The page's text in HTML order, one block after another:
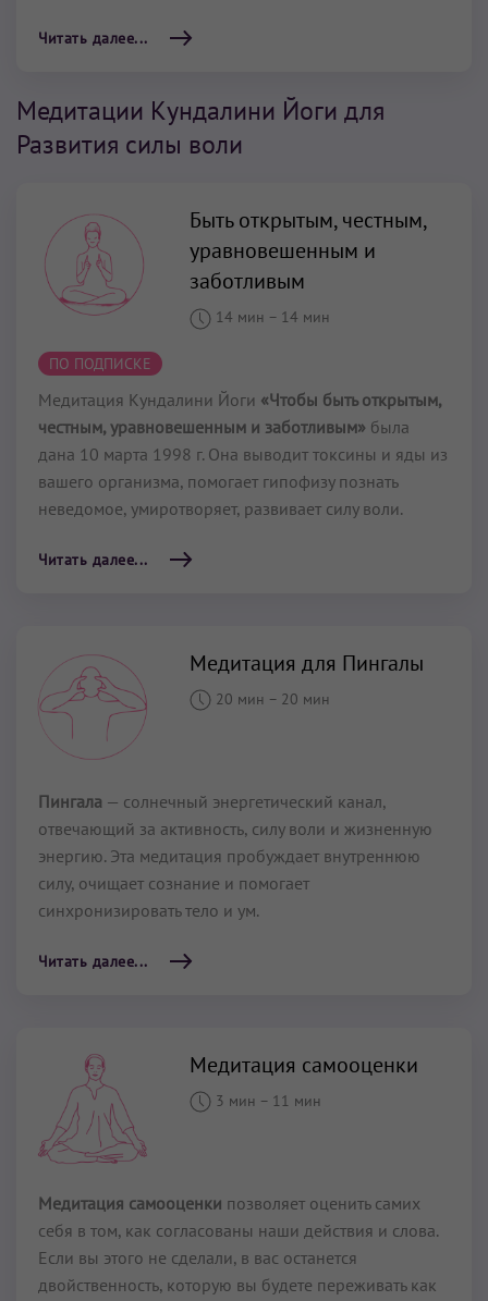
Читать далее...
Медитации Кундалини Йоги для
Развития силы воли
Быть открытым, честным,
уравновешенным и
заботливым
14 мин – 14 мин
ПО ПОДПИСКЕ
Медитация Кундалини Йоги «Чтобы быть открытым,
честным, уравновешенным и заботливым» была
дана 10 марта 1998 г. Она выводит токсины и яды из
вашего организма, помогает гипофизу познать
неведомое, умиротворяет, развивает силу воли.
Читать далее...
Медитация для Пингалы
20 мин – 20 мин
Пингала — солнечный энергетический канал,
отвечающий за активность, силу воли и жизненную
энергию. Эта медитация пробуждает внутреннюю
силу, очищает сознание и помогает
синхронизировать тело и ум.
Читать далее...
Медитация самооценки
3 мин – 11 мин
Медитация самооценки позволяет оценить самих
себя в том, как согласованы наши действия и слова.
Если вы этого не сделали, в вас останется
двойственность, которую вы будете переживать как